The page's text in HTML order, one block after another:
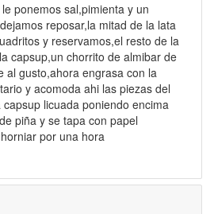
ponemos sal,pimienta y un
reposar,la mitad de la lata
y reservamos,el resto de la
capsup,un chorrito de almibar de
al gusto,ahora engrasa con la
y acomoda ahi las piezas del
licuada poniendo encima
piña y se tapa con papel
por una hora